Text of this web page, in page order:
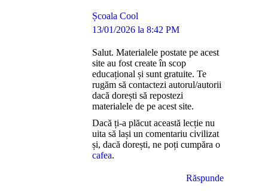
Școala Cool
says:
13/01/2026 la 8:42 PM
Salut. Materialele postate pe acest
site au fost create în scop
educațional și sunt gratuite. Te
rugăm să contactezi autorul/autorii
dacă dorești să repostezi
materialele de pe acest site.
Dacă ți-a plăcut această lecție nu
uita să lași un comentariu civilizat
și, dacă dorești, ne poți cumpăra o
cafea.
Răspunde